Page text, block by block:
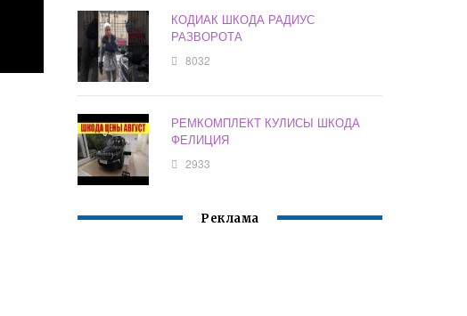
КОДИАК ШКОДА РАДИУС
РАЗВОРОТА
8032
РЕМКОМПЛЕКТ КУЛИСЫ ШКОДА
ФЕЛИЦИЯ
2933
Реклама